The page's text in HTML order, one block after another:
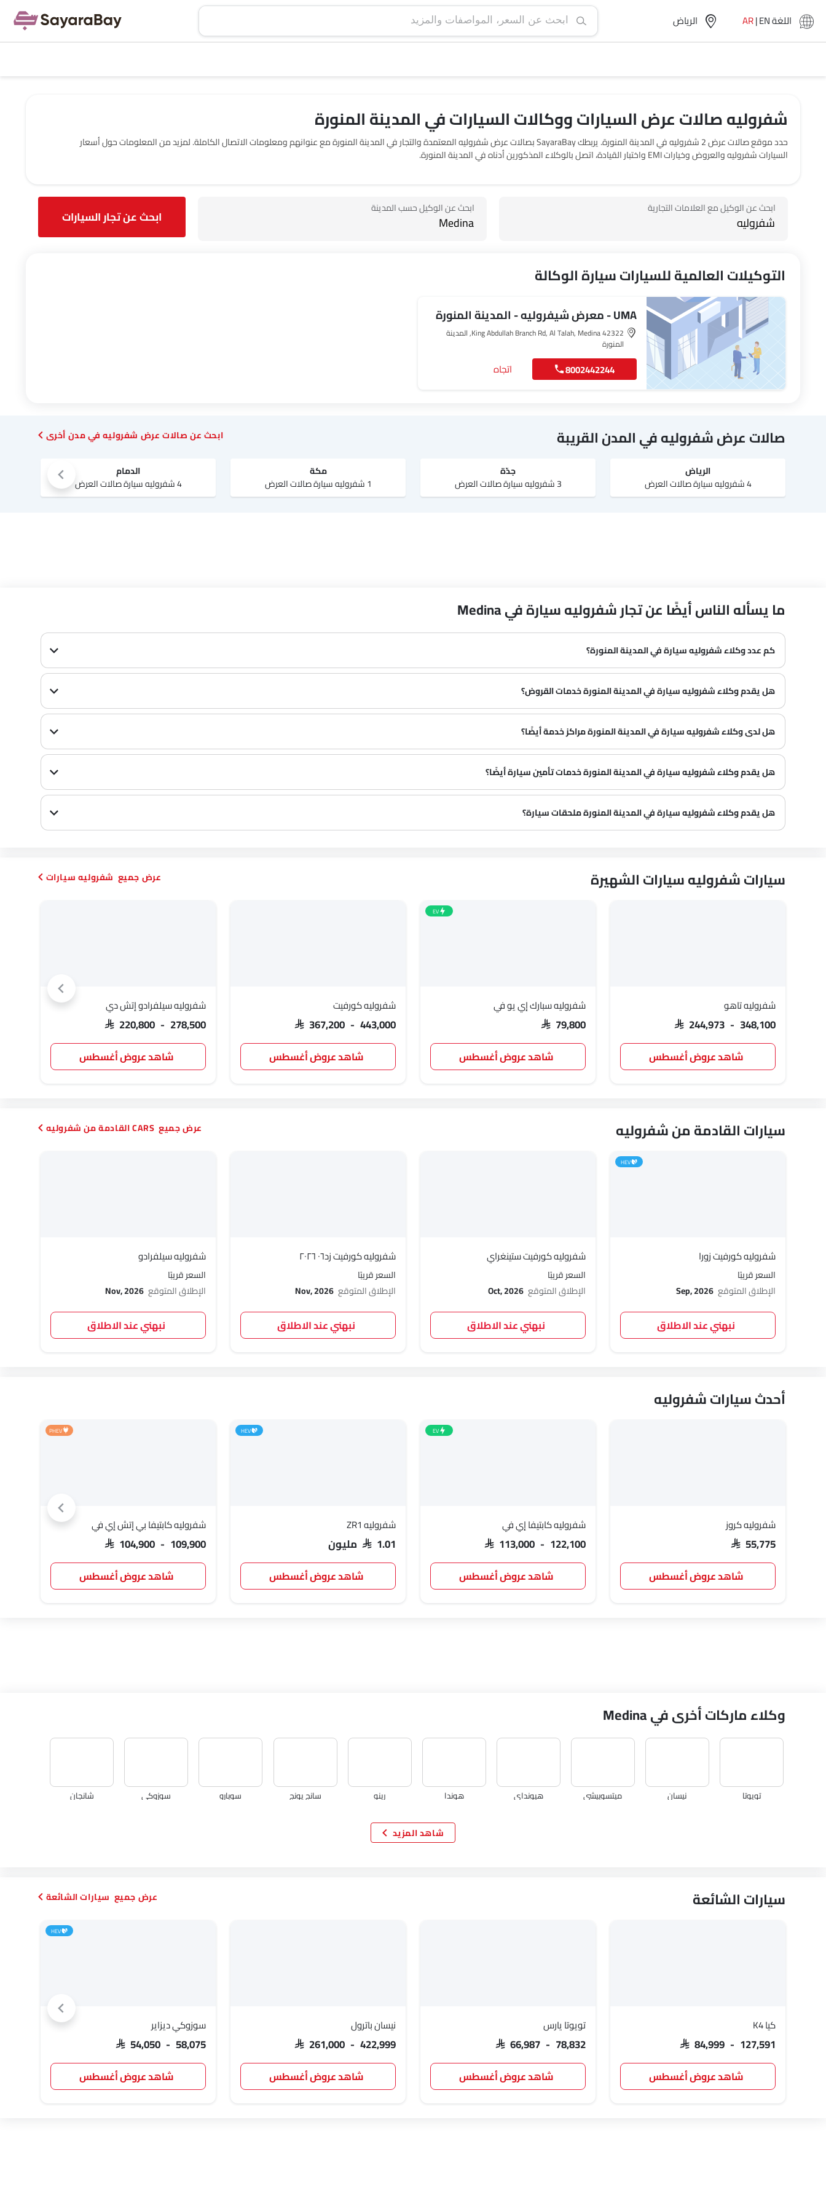
الرياض‎ اللغةEN
|
AR
شفروليه صالات عرض السيارات ووكالات السيارات في المدينة المنورة
حدد موقع صالات عرض 2 شفروليه في المدينة المنورة. يربطك SayaraBay بصالات عرض شفروليه المعتمدة والتجار في المدينة المنورة مع عنوانهم ومعلومات الاتصال الكاملة. لمزيد من المعلومات حول أسعار
السيارات شفروليه والعروض وخيارات EMI واختبار القيادة، اتصل بالوكلاء المذكورين أدناه في المدينة المنورة.
ابحث عن تجار السيارات
التوكيلات العالمية للسيارات سيارة الوكالة
UMA - معرض شيفروليه - المدينة المنورة
King Abdullah Branch Rd, Al Talah, Medina 42322, المدينة
المنورة
8002442244 اتجاه
صالات عرض شفروليه في المدن القريبة
الرياض‎
4 شفروليه سيارة صالات العرض
جدّة
3 شفروليه سيارة صالات العرض
مكة
1 شفروليه سيارة صالات العرض
الدمام
4 شفروليه سيارة صالات العرض
ابحث عن صالات عرض شفروليه في مدن أخرى
ما يسأله الناس أيضًا عن تجار شفروليه سيارة في Medina
كم عدد وكلاء شفروليه سيارة في المدينة المنورة؟
هل يقدم وكلاء شفروليه سيارة في المدينة المنورة خدمات القروض؟
هل لدى وكلاء شفروليه سيارة في المدينة المنورة مراكز خدمة أيضًا؟
هل يقدم وكلاء شفروليه سيارة في المدينة المنورة خدمات تأمين سيارة أيضًا؟
هل يقدم وكلاء شفروليه سيارة في المدينة المنورة ملحقات سيارة؟
سيارات شفروليه سيارات الشهيرة
شفروليه تاهو
SAR 244,973 - 348,100
شاهد عروض أغسطس
EV
شفروليه سبارك إي يو في
SAR 79,800
شاهد عروض أغسطس
شفروليه كورفيت
SAR 367,200 - 443,000
شاهد عروض أغسطس
شفروليه سيلفرادو إتش دي
SAR 220,800 - 278,500
شاهد عروض أغسطس
شفروليه سيارات
سيارات القادمة من شفروليه
HEV
شفروليه كورفيت زورا
السعر قريبًا
الإطلاق المتوقع Sep, 2026
نبهني عند الاطلاق
شفروليه كورفيت ستينغراي
السعر قريبًا
الإطلاق المتوقع Oct, 2026
نبهني عند الاطلاق
شفروليه كورفيت زد٠٦ ٢٠٢٦
السعر قريبًا
الإطلاق المتوقع Nov, 2026
نبهني عند الاطلاق
شفروليه سيلفرادو
السعر قريبًا
الإطلاق المتوقع Nov, 2026
نبهني عند الاطلاق
CARS القادمة من شفروليه
أحدث سيارات شفروليه
شفروليه كروز
SAR 55,775
شاهد عروض أغسطس
EV
شفروليه كابتيفا إي في
SAR 113,000 - 122,100
شاهد عروض أغسطس
HEV
شفروليه ZR1
SAR 1.01 مليون
شاهد عروض أغسطس
PHEV
شفروليه كابتيفا بي إتش إي في
SAR 104,900 - 109,900
شاهد عروض أغسطس
وكلاء ماركات أخرى في Medina
تويوتا نيسان ميتسوبيشي هيونداي هوندا رينو سانج يونج سوبارو سوزوكي شانجان
شاهد المزيد
سيارات الشائعة
كيا K4
SAR 84,999 - 127,591
شاهد عروض أغسطس
تويوتا يارس
SAR 66,987 - 78,832
شاهد عروض أغسطس
نيسان باترول
SAR 261,000 - 422,999
شاهد عروض أغسطس
HEV
سوزوكي ديزاير
SAR 54,050 - 58,075
شاهد عروض أغسطس
سيارات الشائعة